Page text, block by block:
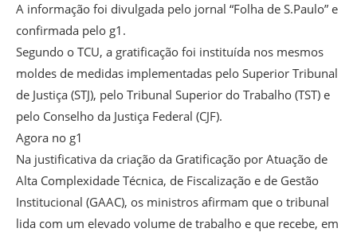
A informação foi divulgada pelo jornal “Folha de S.Paulo” e
confirmada pelo g1.
Segundo o TCU, a gratificação foi instituída nos mesmos
moldes de medidas implementadas pelo Superior Tribunal
de Justiça (STJ), pelo Tribunal Superior do Trabalho (TST) e
pelo Conselho da Justiça Federal (CJF).
Agora no g1
Na justificativa da criação da Gratificação por Atuação de
Alta Complexidade Técnica, de Fiscalização e de Gestão
Institucional (GAAC), os ministros afirmam que o tribunal
lida com um elevado volume de trabalho e que recebe, em